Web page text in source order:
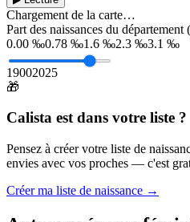
Chargement de la carte…
Part des naissances du
0.00 ‰0.78 ‰1.6 ‰2.3 ‰3.1 ‰
19002025
🎁
Calista est dans votre liste ?
Pensez à créer votre liste de
envies avec vos proches — c'est
Créer ma liste de naissance →